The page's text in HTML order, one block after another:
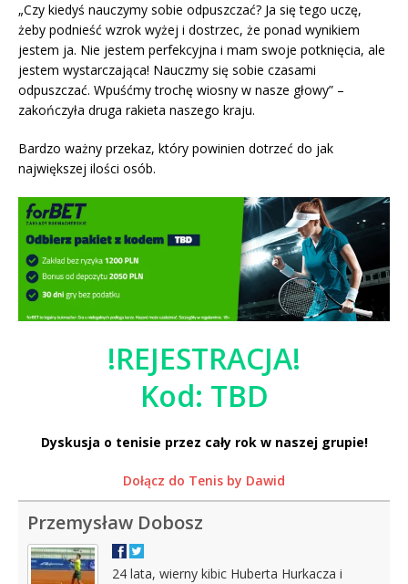
„Czy kiedyś nauczymy sobie odpuszczać? Ja się tego uczę,
żeby podnieść wzrok wyżej i dostrzec, że ponad wynikiem
jestem ja. Nie jestem perfekcyjna i mam swoje potknięcia, ale
jestem wystarczająca! Nauczmy się sobie czasami
odpuszczać. Wpuśćmy trochę wiosny w nasze głowy” –
zakończyła druga rakieta naszego kraju.
Bardzo ważny przekaz, który powinien dotrzeć do jak
największej ilości osób.
!REJESTRACJA!
Kod: TBD
Dyskusja o tenisie przez cały rok w naszej grupie!
Dołącz do Tenis by Dawid
Przemysław Dobosz
24 lata, wierny kibic Huberta Hurkacza i